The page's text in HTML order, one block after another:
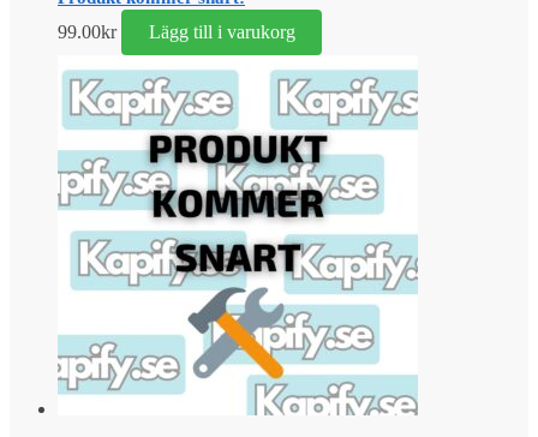
99.00kr Lägg till i varukorg